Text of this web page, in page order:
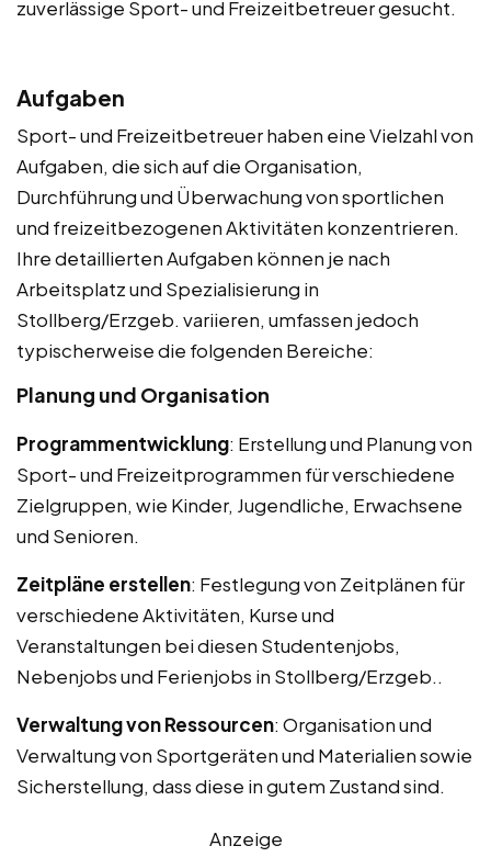
zuverlässige Sport- und Freizeitbetreuer gesucht.
Aufgaben
Sport- und Freizeitbetreuer haben eine Vielzahl von
Aufgaben, die sich auf die Organisation,
Durchführung und Überwachung von sportlichen
und freizeitbezogenen Aktivitäten konzentrieren.
Ihre detaillierten Aufgaben können je nach
Arbeitsplatz und Spezialisierung in
Stollberg/Erzgeb. variieren, umfassen jedoch
typischerweise die folgenden Bereiche:
Planung und Organisation
Programmentwicklung: Erstellung und Planung von
Sport- und Freizeitprogrammen für verschiedene
Zielgruppen, wie Kinder, Jugendliche, Erwachsene
und Senioren.
Zeitpläne erstellen: Festlegung von Zeitplänen für
verschiedene Aktivitäten, Kurse und
Veranstaltungen bei diesen Studentenjobs,
Nebenjobs und Ferienjobs in Stollberg/Erzgeb..
Verwaltung von Ressourcen: Organisation und
Verwaltung von Sportgeräten und Materialien sowie
Sicherstellung, dass diese in gutem Zustand sind.
Anzeige